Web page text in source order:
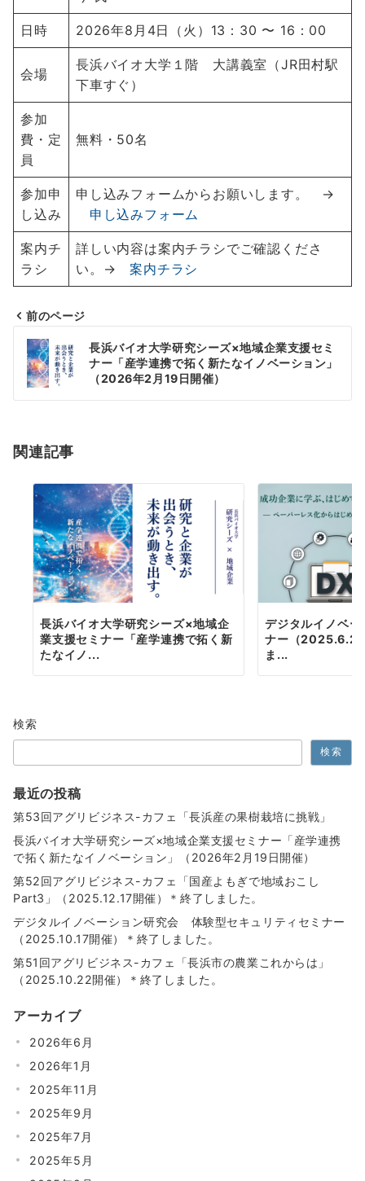
日時 2026年8月4日（火）13：30 〜 16：00
会場
長浜バイオ大学１階 大講義室（JR田村駅
下車すぐ）
参加
費・定
員
無料・50名
参加申
し込み
申し込みフォームからお願いします。 →
申し込みフォーム
案内チ
ラシ
詳しい内容は案内チラシでご確認くださ
い。→案内チラシ
投
稿
ナ
ゲ
前のページ
長浜バイオ大学研究シーズ×地域企業支援セミ
ナー「産学連携で拓く新たなイノベーション」
（2026年2月19日開催）
関連記事
長浜バイオ大学研究シーズ×地域企
業支援セミナー「産学連携で拓く新
たなイノ...
デジタルイノベ
ナー（2025.6.20
ま...
検索
検索
最近の投稿
第53回アグリビジネス-カフェ「長浜産の果樹栽培に挑戦」
長浜バイオ大学研究シーズ×地域企業支援セミナー「産学連携
で拓く新たなイノベーション」（2026年2月19日開催）
第52回アグリビジネス-カフェ「国産よもぎで地域おこし
Part3」（2025.12.17開催）＊終了しました。
デジタルイノベーション研究会 体験型セキュリティセミナー
（2025.10.17開催）＊終了しました。
第51回アグリビジネス-カフェ「長浜市の農業これからは」
（2025.10.22開催）＊終了しました。
アーカイブ
2026年6月
2026年1月
2025年11月
2025年9月
2025年7月
2025年5月